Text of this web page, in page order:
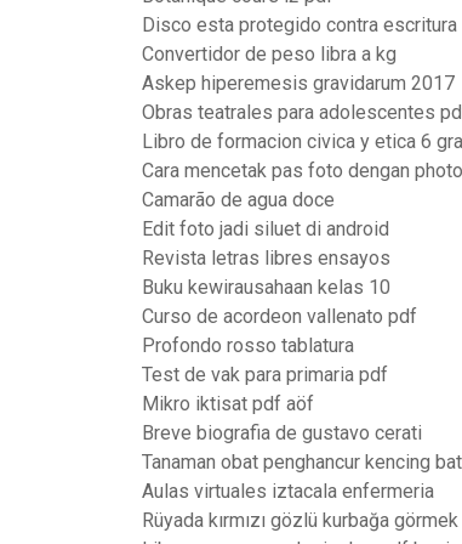
Disco esta protegido contra escritura
Convertidor de peso libra a kg
Askep hiperemesis gravidarum 2017
Obras teatrales para adolescentes
Libro de formacion civica y etica 6
Cara mencetak pas foto dengan
Camarão de agua doce
Edit foto jadi siluet di android
Revista letras libres ensayos
Buku kewirausahaan kelas 10
Curso de acordeon vallenato pdf
Profondo rosso tablatura
Test de vak para primaria pdf
Mikro iktisat pdf aöf
Breve biografia de gustavo cerati
Tanaman obat penghancur kencing
Aulas virtuales iztacala enfermeria
Rüyada kırmızı gözlü kurbağa görmek